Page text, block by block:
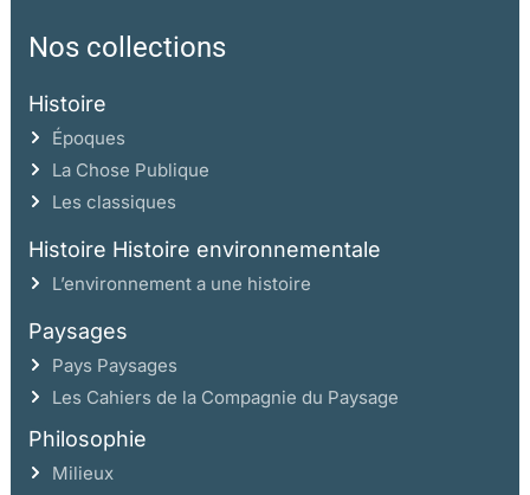
Nos collections
Histoire
Époques
La Chose Publique
Les classiques
Histoire Histoire environnementale
L’environnement a une histoire
Paysages
Pays Paysages
Les Cahiers de la Compagnie du Paysage
Philosophie
Milieux